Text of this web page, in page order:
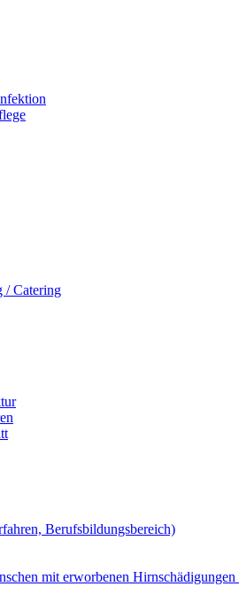
/ Catering
Berufsbildungsbereich)
mit erworbenen